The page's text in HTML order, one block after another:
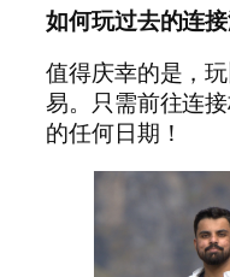
如何玩过去的连接
值得庆幸的是，
易。只需前往连
的任何日期！